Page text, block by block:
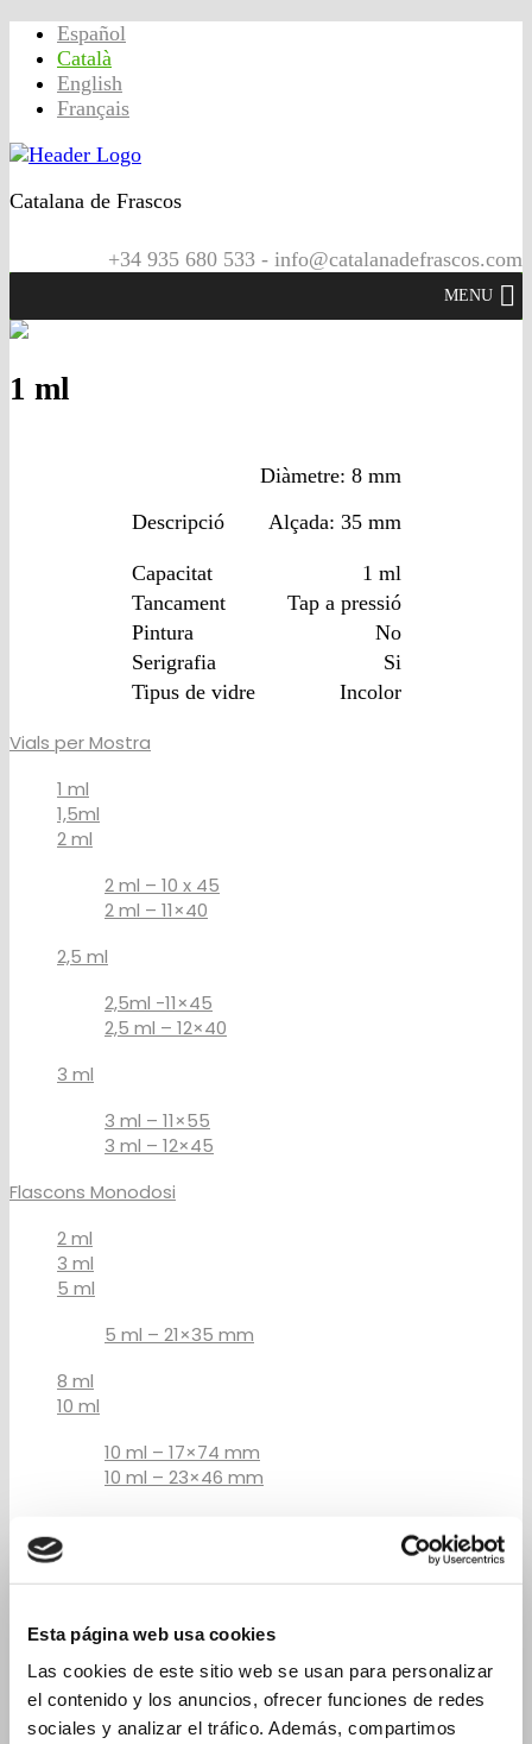
Esta página web usa cookies
Las cookies de este sitio web se usan para personalizar
el contenido y los anuncios, ofrecer funciones de redes
sociales y analizar el tráfico. Además, compartimos
Español
Català
English
Français
Catalana de Frascos
+34 935 680 533 - info@catalanadefrascos.com
MENU
1 ml
Descripció
Diàmetre: 8 mm
Alçada: 35 mm
Capacitat
1 ml
Tancament
Tap a pressió
Pintura
No
Serigrafia
Si
Tipus de vidre
Incolor
Vials per Mostra
1 ml
1,5ml
2 ml
2 ml – 10 x 45
2 ml – 11×40
2,5 ml
2,5ml -11×45
2,5 ml – 12×40
3 ml
3 ml – 11×55
3 ml – 12×45
Flascons Monodosi
2 ml
3 ml
5 ml
5 ml – 21×35 mm
8 ml
10 ml
10 ml – 17×74 mm
10 ml – 23×46 mm
20 ml
20 ml 19×105 mm
20 ml 26×60 mm